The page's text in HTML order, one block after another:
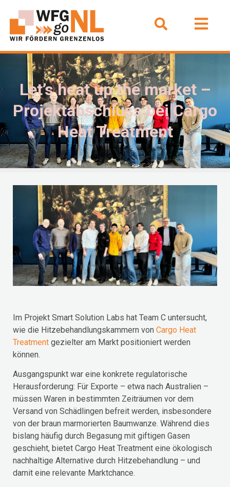
Let’s heat up the market –
Projektabschluss bei Cargo
Heat Treatment
Im Projekt Smart Solution Labs hat Team C untersucht,
wie die Hitzebehandlungskammern von Cargo Heat
Treatment gezielter am Markt positioniert werden
können.
Ausgangspunkt war eine konkrete regulatorische
Herausforderung: Für Exporte – etwa nach Australien –
müssen Waren in bestimmten Zeiträumen vor dem
Versand von Schädlingen befreit werden, insbesondere
von der braun marmorierten Baumwanze. Während dies
bislang häufig durch Begasung mit giftigen Gasen
geschieht, bietet Cargo Heat Treatment eine ökologisch
nachhaltige Alternative durch Hitzebehandlung – und
damit eine relevante Marktchance.